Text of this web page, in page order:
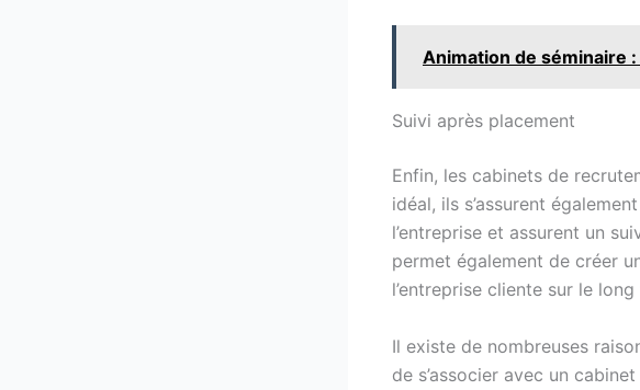
Animation de séminaire
Suivi après placement
Enfin, les cabinets de
idéal, ils s’assurent
l’entreprise et assurent un
permet également de créer
l’entreprise cliente sur le
Il existe de nombreuses
de s’associer avec un